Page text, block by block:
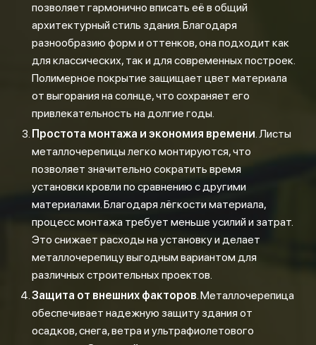
позволяет гармонично вписать её в общий
архитектурный стиль здания. Благодаря
разнообразию форм и оттенков, она подходит как
для классических, так и для современных построек.
Полимерное покрытие защищает цвет материала
от выгорания на солнце, что сохраняет его
привлекательность на долгие годы.
Простота монтажа и экономия времени. Листы
металлочерепицы легко монтируются, что
позволяет значительно сократить время
установки кровли по сравнению с другими
материалами. Благодаря лёгкости материала,
процесс монтажа требует меньше усилий и затрат.
Это снижает расходы на установку и делает
металлочерепицу выгодным вариантом для
различных строительных проектов.
Защита от внешних факторов. Металлочерепица
обеспечивает надежную защиту здания от
осадков, снега, ветра и ультрафиолетового